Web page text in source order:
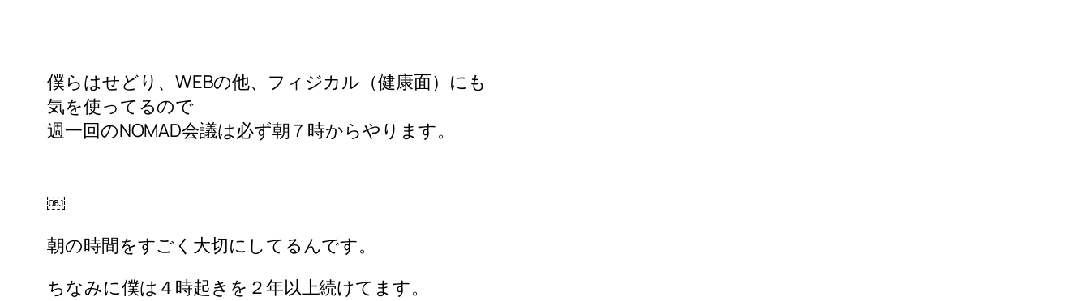
僕らはせどり、WEBの他、 フィジカル（健康面）にも
気を使ってるので
週一回のNOMAD会議は必ず朝７時からやります。
￼
朝の時間をすごく大切にしてるんです。
ちなみに僕は４時起きを２年以上続けてます。